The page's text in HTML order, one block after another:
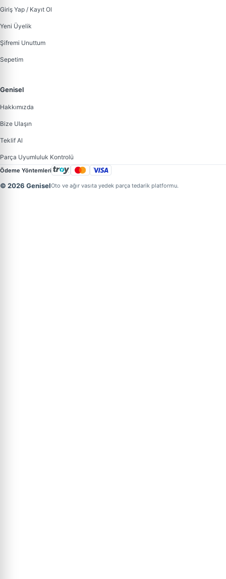
Giriş Yap / Kayıt Ol
Yeni Üyelik
Şifremi Unuttum
Sepetim
Genisel
Hakkımızda
Bize Ulaşın
Teklif Al
Parça Uyumluluk Kontrolü
Ödeme Yöntemleri
© 2026 GeniselOto ve ağır vasıta yedek parça tedarik platformu.